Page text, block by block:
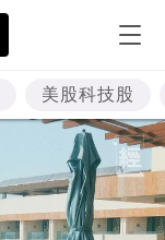
美股科技股